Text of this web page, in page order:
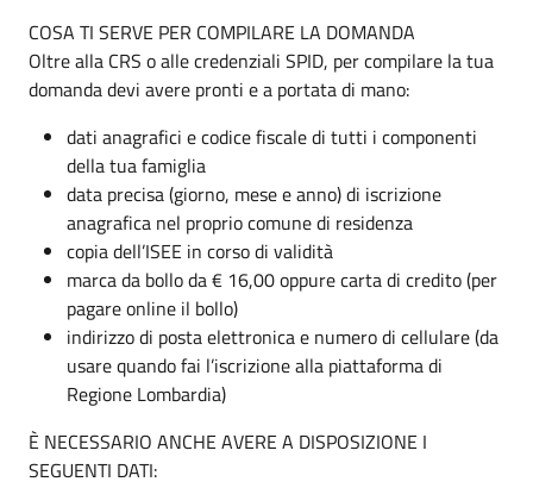
COSA TI SERVE PER COMPILARE LA DOMANDA
Oltre alla CRS o alle credenziali SPID, per compilare la tua
domanda devi avere pronti e a portata di mano:
dati anagrafici e codice fiscale di tutti i componenti
della tua famiglia
data precisa (giorno, mese e anno) di iscrizione
anagrafica nel proprio comune di residenza
copia dell’ISEE in corso di validità
marca da bollo da € 16,00 oppure carta di credito (per
pagare online il bollo)
indirizzo di posta elettronica e numero di cellulare (da
usare quando fai l’iscrizione alla piattaforma di
Regione Lombardia)
È NECESSARIO ANCHE AVERE A DISPOSIZIONE I
SEGUENTI DATI: